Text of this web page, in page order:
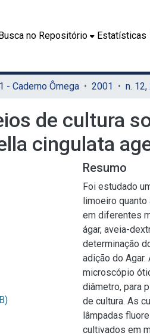
no Repositório Estatísticas
- Caderno Ômega 2001
de cultura
cingulata
Resumo
Foi estudado
limoeiro
em diferentes
ágar, aveia-
determinação
adição do
microscópio
diâmetro, para
de cultura. As
lâmpadas
cultivados em